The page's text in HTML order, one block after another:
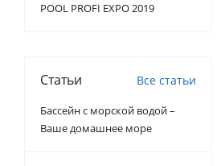
POOL PROFI EXPO 2019
Статьи Все статьи
Бассейн с морской водой –
Ваше домашнее море